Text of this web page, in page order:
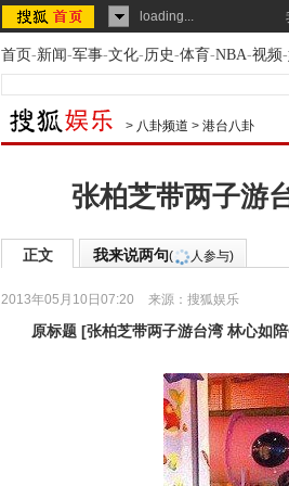
loading...
首页-新闻-军事-文化-历史-体育-NBA-视频-
> 八卦频道 > 港台八卦
张柏芝带两子游
正文 我来说两句( 人参与)
2013年05月10日07:20 来源： 搜狐娱乐
原标题 [张柏芝带两子游台湾 林心如